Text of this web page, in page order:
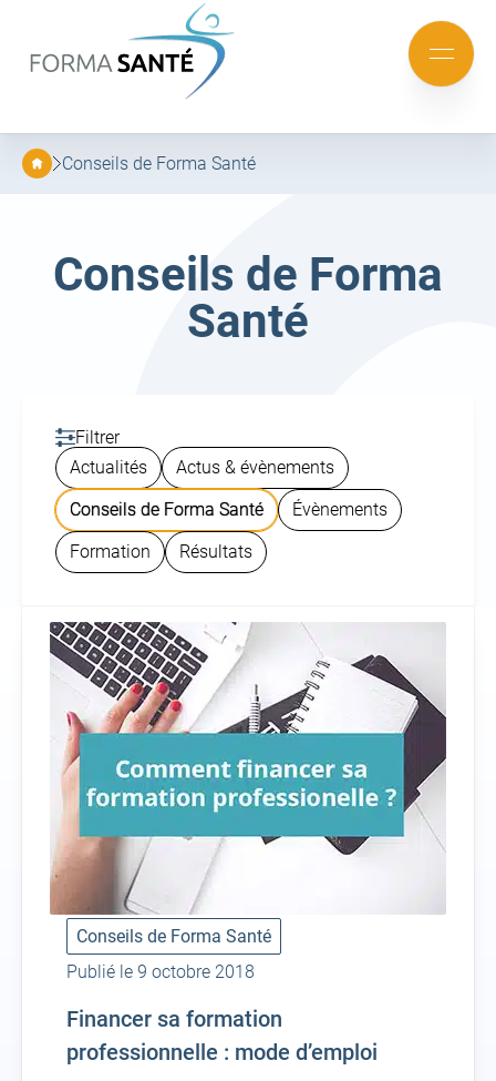
au
menu
au
contenu
Mobile
menu
Conseils de Forma Santé
Catégorie :
Conseils de Forma
Santé
Filtrer
Actualités
Actus & évènements
Conseils de Forma Santé
Évènements
Formation
Résultats
Conseils de Forma Santé
Publié le 9 octobre 2018
Financer sa formation
professionnelle : mode d’emploi